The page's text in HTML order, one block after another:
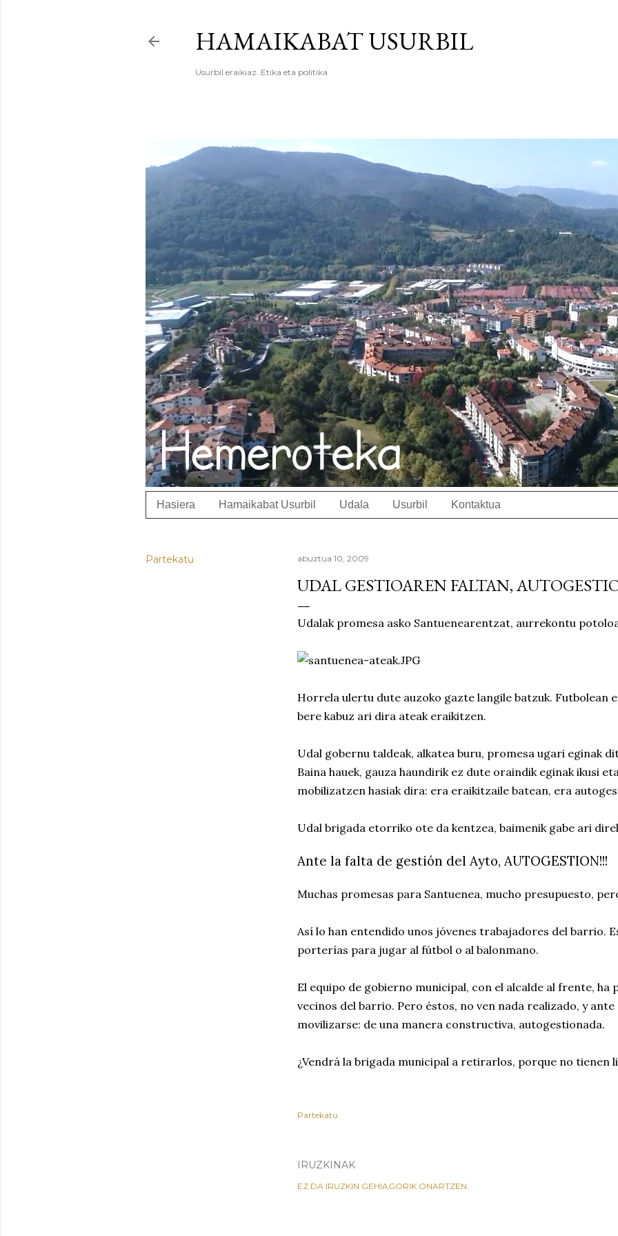
HAMAIKABAT USURBIL
Usurbil eraikiaz. Etika eta politika
Hasiera Hamaikabat Usurbil Udala Usurbil Kontaktua
Partekatu abuztua 10, 2009
UDAL GESTIOAREN FALTAN,
Udalak promesa asko Santuenearentzat, aurrekontu
Horrela ulertu dute auzoko gazte langile batzuk. Futbolean
bere kabuz ari dira ateak eraikitzen.
Udal gobernu taldeak, alkatea buru, promesa ugari eginak
Baina hauek, gauza haundirik ez dute oraindik eginak ikusi
mobilizatzen hasiak dira: era eraikitzaile batean, era
Udal brigada etorriko ote da kentzea, baimenik gabe ari
Ante la falta de gestión del Ayto, AUTOGESTION!!!
Muchas promesas para Santuenea, mucho presupuesto,
Así lo han entendido unos jóvenes trabajadores del barrio.
porterías para jugar al fútbol o al balonmano.
El equipo de gobierno municipal, con el alcalde al frente, ha
vecinos del barrio. Pero éstos, no ven nada realizado, y ante
movilizarse: de una manera constructiva, autogestionada.
¿Vendrá la brigada municipal a retirarlos, porque no tienen
Partekatu
IRUZKINAK
EZ DA IRUZKIN GEHIAGORIK ONARTZEN.